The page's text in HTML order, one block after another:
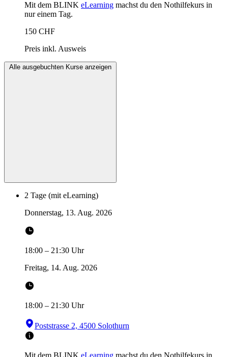
Mit dem BLINK eLearning machst du den Nothilfekurs in
nur einem Tag.
150 CHF
Preis inkl. Ausweis
Alle ausgebuchten Kurse anzeigen
2 Tage (mit eLearning)
Donnerstag, 13. Aug. 2026
18:00 – 21:30 Uhr
Freitag, 14. Aug. 2026
18:00 – 21:30 Uhr
Poststrasse 2, 4500 Solothurn
Mit dem BLINK eLearning machst du den Nothilfekurs in